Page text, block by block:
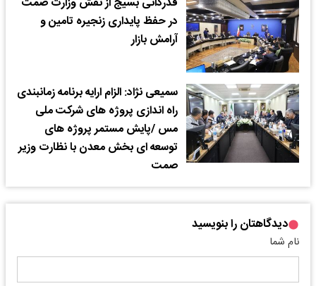
در حفظ پایداری زنجیره تامین و
آرامش بازار
سمیعی نژاد: الزام ارایه برنامه زمانبندی
راه اندازی پروژه های شرکت ملی
مس /پایش مستمر پروژه های
توسعه ای بخش معدن با نظارت وزیر
صمت
دیدگاهتان را بنویسید
نام شما